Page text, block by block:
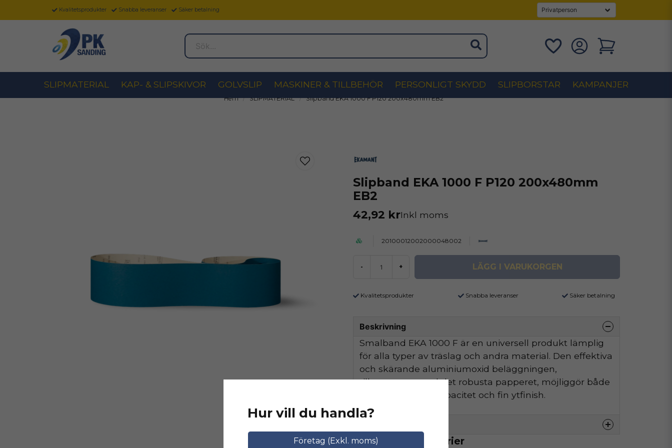
Kvalitetsprodukter Snabba leveranser Säker betalning
Sök...
SLIPMATERIAL KAP- & SLIPSKIVOR GOLVSLIP MASKINER & TILLBEHÖR PERSONLIGT SKYDD SLIPBORSTAR KAMPANJER
Hem SLIPMATERIAL Slipband EKA 1000 F P120 200x480mm EB2
Slipband EKA 1000 F P120 200x480mm
EB2
42,92 krInkl moms
20100012002000048002
- + LÄGG I VARUKORGEN
Kvalitetsprodukter Snabba leveranser Säker betalning
Beskrivning
Smalband EKA 1000 F är en universell produkt lämplig
för alla typer av träslag och andra material. Den effektiva
och skärande aluminiumoxid beläggningen,
tillsammans med det robusta papperet, möjliggör både
hög avverkningskapacitet och fin ytfinish.
Relaterade kategorier
Hur vill du handla?
Företag (Exkl. moms)